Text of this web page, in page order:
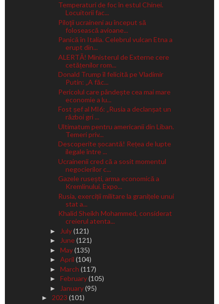
Temperaturi de foc în estul Chinei.
Locuitorii fac...
Piloţii ucraineni au început să
folosească avioane...
Panică în Italia. Celebrul vulcan Etna a
erupt din...
ALERTĂ! Ministerul de Externe cere
cetățenilor rom...
Donald Trump îl felicită pe Vladimir
Putin: „A făc...
Pericolul care pândește cea mai mare
economie a lu...
Fost șef al MI6: „Rusia a declanșat un
război gri ...
Ultimatum pentru americanii din Liban.
Temeri priv...
Descoperite șocantă! Rețea de lupte
ilegale între ...
Ucrainenii cred că a sosit momentul
negocierilor c...
Gazele rusești, arma economică a
Kremlinului. Expo...
Rusia, exerciții militare la granițele unui
stat a...
Khalid Sheikh Mohammed, considerat
creierul atenta...
► July(121)
► June(121)
► May(135)
► April (104)
► March (117)
► February(105)
► January(95)
► 2023 (101)